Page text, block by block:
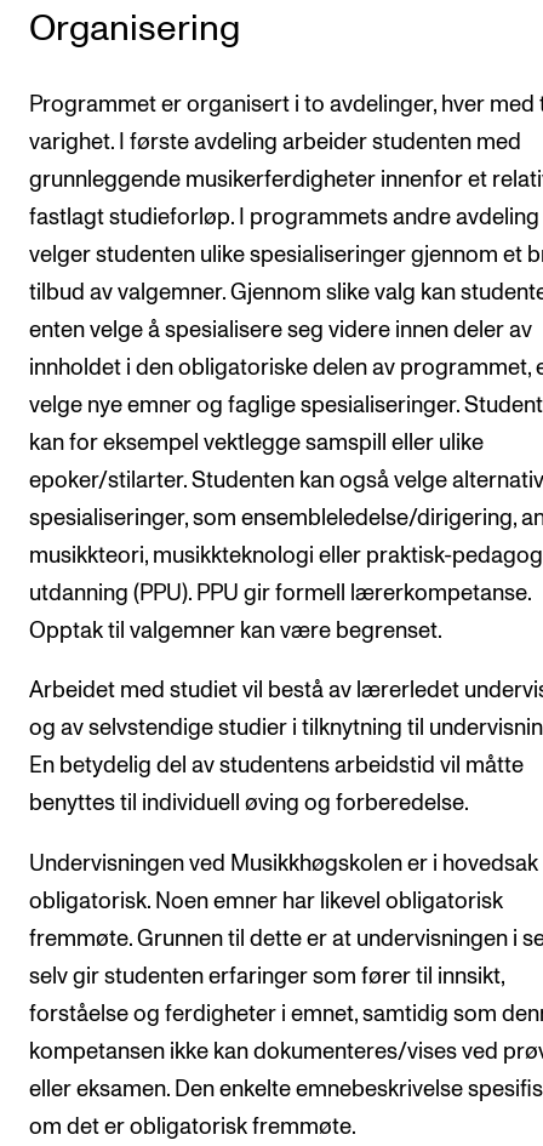
Organisering
Programmet er organisert i to avdelinger, hver med
varighet. I første avdeling arbeider studenten med
grunnleggende musikerferdigheter innenfor et
fastlagt studieforløp. I programmets andre avdeling
velger studenten ulike spesialiseringer gjennom et
tilbud av valgemner. Gjennom slike valg kan
enten velge å spesialisere seg videre innen deler av
innholdet i den obligatoriske delen av programmet,
velge nye emner og faglige spesialiseringer.
kan for eksempel vektlegge samspill eller ulike
epoker/stilarter. Studenten kan også velge
spesialiseringer, som ensembleledelse/dirigering,
musikkteori, musikkteknologi eller praktisk-
utdanning (PPU). PPU gir formell lærerkompetanse.
Opptak til valgemner kan være begrenset.
Arbeidet med studiet vil bestå av lærerledet
og av selvstendige studier i tilknytning til
En betydelig del av studentens arbeidstid vil måtte
benyttes til individuell øving og forberedelse.
Undervisningen ved Musikkhøgskolen er i hovedsak
obligatorisk. Noen emner har likevel obligatorisk
fremmøte. Grunnen til dette er at undervisningen i
selv gir studenten erfaringer som fører til innsikt,
forståelse og ferdigheter i emnet, samtidig som
kompetansen ikke kan dokumenteres/vises ved
eller eksamen. Den enkelte emnebeskrivelse
om det er obligatorisk fremmøte.